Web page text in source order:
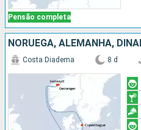
Pensão completa
NORUEGA, ALEMANHA,
Costa Diadema 8 d